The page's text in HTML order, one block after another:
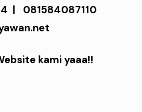
| 081584087110
kami yaaa!!